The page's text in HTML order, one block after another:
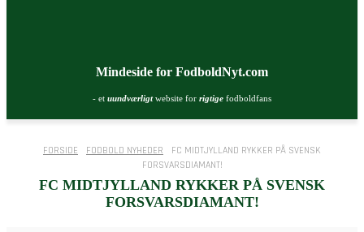
Mindeside for FodboldNyt.com
- et uundværligtwebsite for rigtige fodboldfans
FORSIDE FODBOLD NYHEDER
FC MIDTJYLLAND RYKKER PÅ SVENSK
FORSVARSDIAMANT!
FC MIDTJYLLAND RYKKER PÅ SVENSK
FORSVARSDIAMANT!